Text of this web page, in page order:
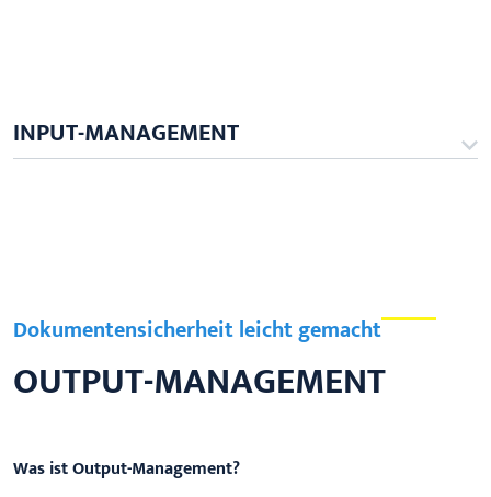
INPUT-MANAGEMENT
Dokumentensicherheit leicht gemacht
OUTPUT-MANAGEMENT
Was ist Output-Management?